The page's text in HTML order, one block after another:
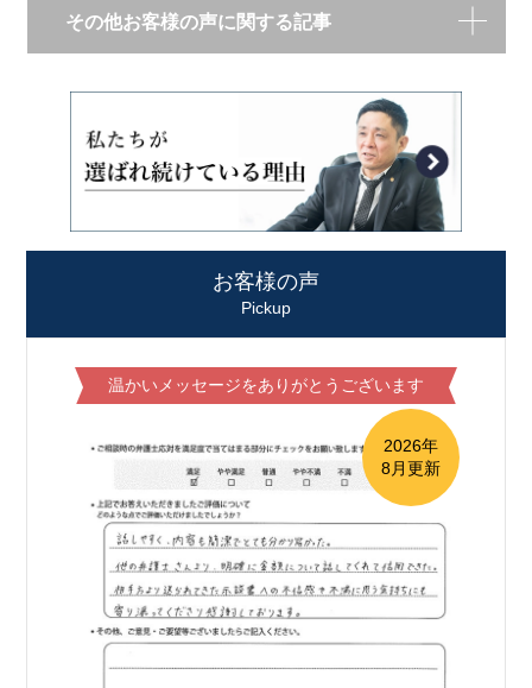
その他お客様の声に関する記事
お客様の声
Pickup
温かいメッセージをありがとうございます
2026年
8月更新